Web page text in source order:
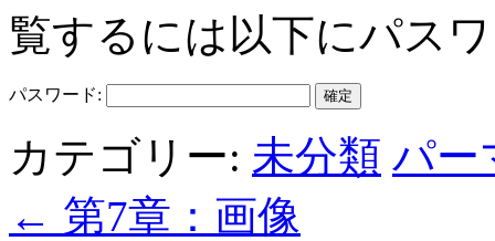
覧するには以下にパス
パスワード:
カテゴリー: 未分類 パー
← 第7章：画像